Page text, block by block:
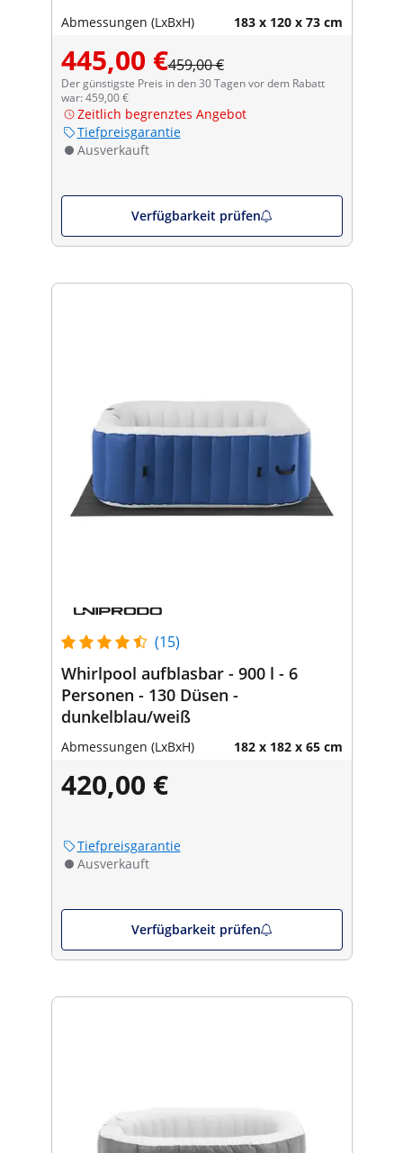
Abmessungen (LxBxH) 183 x 120 x 73 cm
445,00 €459,00 €
Der günstigste Preis in den 30 Tagen vor dem Rabatt
war: 459,00 €
Zeitlich begrenztes Angebot
Tiefpreisgarantie
Ausverkauft
Verfügbarkeit prüfen
(15)
Whirlpool aufblasbar - 900 l - 6
Personen - 130 Düsen -
dunkelblau/weiß
Abmessungen (LxBxH) 182 x 182 x 65 cm
420,00 €
Tiefpreisgarantie
Ausverkauft
Verfügbarkeit prüfen